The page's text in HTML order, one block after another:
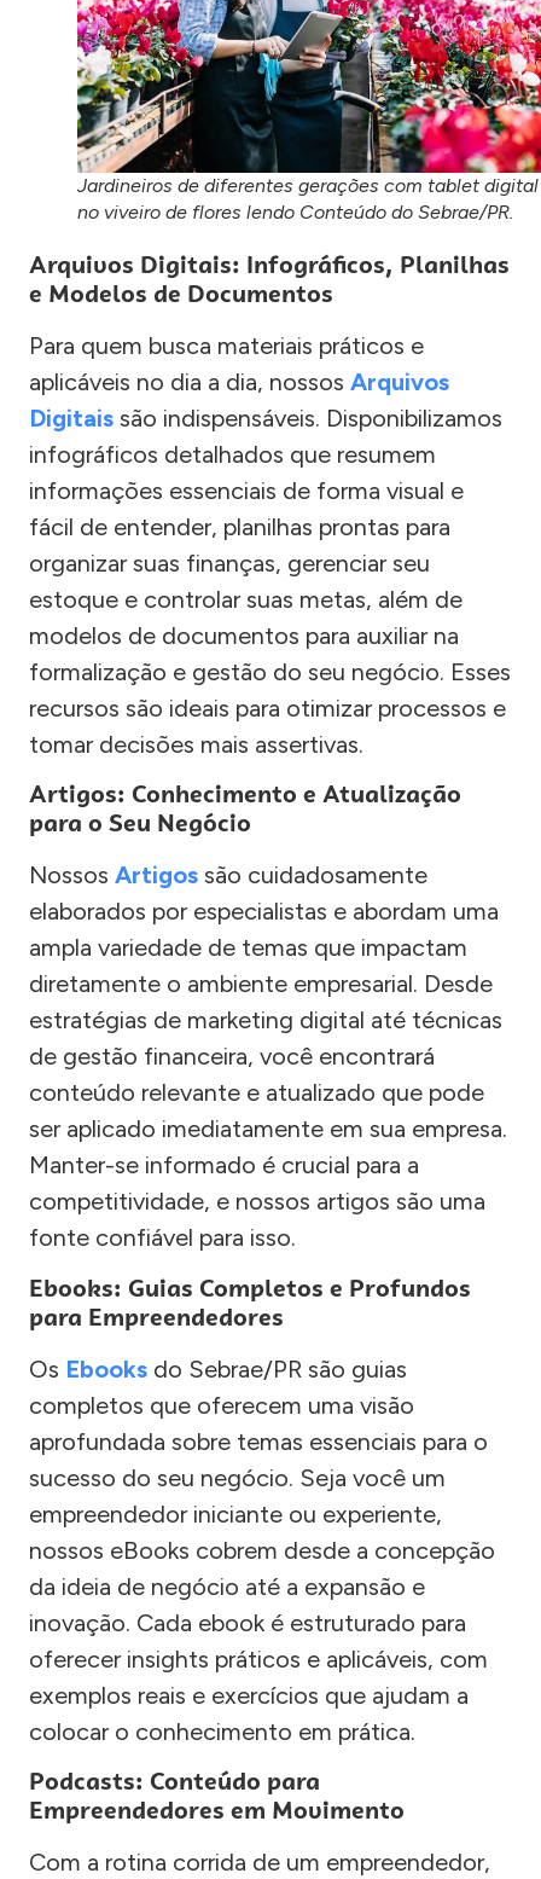
Jardineiros de diferentes gerações com tablet digital
no viveiro de flores lendo Conteúdo do Sebrae/PR.
Arquivos Digitais: Infográficos, Planilhas
e Modelos de Documentos
Para quem busca materiais práticos e
aplicáveis no dia a dia, nossos Arquivos
Digitais são indispensáveis. Disponibilizamos
infográficos detalhados que resumem
informações essenciais de forma visual e
fácil de entender, planilhas prontas para
organizar suas finanças, gerenciar seu
estoque e controlar suas metas, além de
modelos de documentos para auxiliar na
formalização e gestão do seu negócio. Esses
recursos são ideais para otimizar processos e
tomar decisões mais assertivas.
Artigos: Conhecimento e Atualização
para o Seu Negócio
Nossos Artigos são cuidadosamente
elaborados por especialistas e abordam uma
ampla variedade de temas que impactam
diretamente o ambiente empresarial. Desde
estratégias de marketing digital até técnicas
de gestão financeira, você encontrará
conteúdo relevante e atualizado que pode
ser aplicado imediatamente em sua empresa.
Manter-se informado é crucial para a
competitividade, e nossos artigos são uma
fonte confiável para isso.
Ebooks: Guias Completos e Profundos
para Empreendedores
Os Ebooks do Sebrae/PR são guias
completos que oferecem uma visão
aprofundada sobre temas essenciais para o
sucesso do seu negócio. Seja você um
empreendedor iniciante ou experiente,
nossos eBooks cobrem desde a concepção
da ideia de negócio até a expansão e
inovação. Cada ebook é estruturado para
oferecer insights práticos e aplicáveis, com
exemplos reais e exercícios que ajudam a
colocar o conhecimento em prática.
Podcasts: Conteúdo para
Empreendedores em Movimento
Com a rotina corrida de um empreendedor,